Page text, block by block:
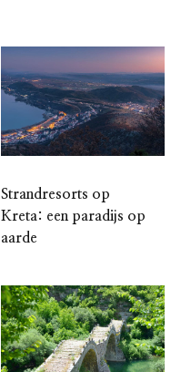
Strandresorts op
Kreta: een paradijs op
aarde